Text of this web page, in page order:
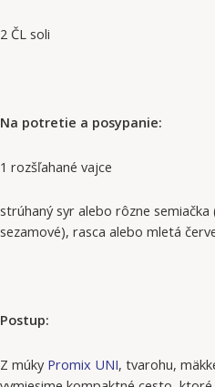
2 ČL soli
Na potretie a posypanie:
1 rozšľahané vajce
strúhaný syr alebo rôzne semiačka
sezamové), rasca alebo mletá
Postup:
Z múky Promix UNI, tvarohu,